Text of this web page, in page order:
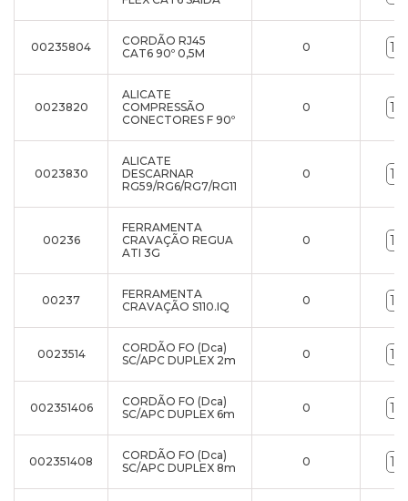
00235804
CORDÃO RJ45
CAT6 90º 0,5M
0
0023820
ALICATE
COMPRESSÃO
CONECTORES F 90º
0
0023830
ALICATE
DESCARNAR
RG59/RG6/RG7/RG11
0
00236
FERRAMENTA
CRAVAÇÃO REGUA
ATI 3G
0
00237
FERRAMENTA
CRAVAÇÃO S110.IQ
0
0023514
CORDÃO FO (Dca)
SC/APC DUPLEX 2m
0
002351406
CORDÃO FO (Dca)
SC/APC DUPLEX 6m
0
002351408
CORDÃO FO (Dca)
SC/APC DUPLEX 8m
0